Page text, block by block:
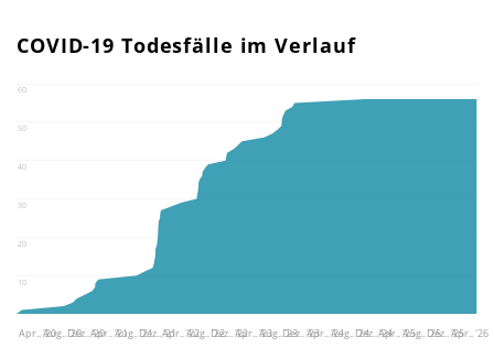
COVID-19 Todesfälle im Verlauf
10
20
30
40
50
60
Apr.. '20Aug.. '20Dez.. '20Apr.. '21Aug.. '21Dez.. '21Apr.. '22Aug.. '22Dez.. '22Apr.. '23Aug.. '23Dez.. '23Apr.. '24Aug.. '24Dez.. '24Apr.. '25Aug.. '25Dez.. '25Apr.. '26